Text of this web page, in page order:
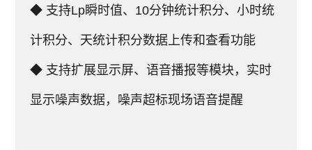
◆ 支持Lp瞬时值、10分钟统计积分、小时统
计积分、天统计积分数据上传和查看功能
◆ 支持扩展显示屏、语音播报等模块，实时
显示噪声数据，噪声超标现场语音提醒